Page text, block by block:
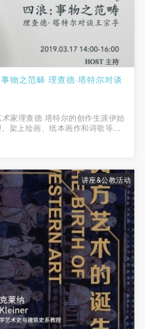
德·塔特尔对谈
家理查德·塔特尔的创作生涯伊始
架上绘画、纸本画作和诗歌等不
绝如极简主义或抽象风格这类艺
视野与心胸，塔特尔摈除了材料
讲座&公教活动
录 帐号密码登录
作为您的登录账号
登录
网会员账户登录
的带有甲方肖像的作品内
术馆②中央美术学院校园
育部策划或执行的一切活
美术学院图书出版、销售
外。
甲方肖像权的任何媒介
用由乙方承担。
的作品无需支付甲方任何
经双方友好协商后可作为
违反相关法律法规规定。
签字（盖章）、勾选之日
的带有甲方肖像的作品内
术馆②中央美术学院校园
育部策划或执行的一切活
美术学院图书出版、销售
外。
甲方肖像权的任何媒介
用由乙方承担。
的作品无需支付甲方任何
经双方友好协商后可作为
违反相关法律法规规定。
签字（盖章）、勾选之日
的带有甲方肖像的作品内
术馆②中央美术学院校园
育部策划或执行的一切活
美术学院图书出版、销售
外。
甲方肖像权的任何媒介
用由乙方承担。
的作品无需支付甲方任何
经双方友好协商后可作为
违反相关法律法规规定。
签字（盖章）、勾选之日